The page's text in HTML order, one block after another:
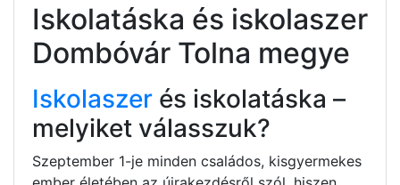
Iskolatáska és iskolaszer
Dombóvár Tolna megye
Iskolaszer és iskolatáska –
melyiket válasszuk?
Szeptember 1-je minden családos, kisgyermekes